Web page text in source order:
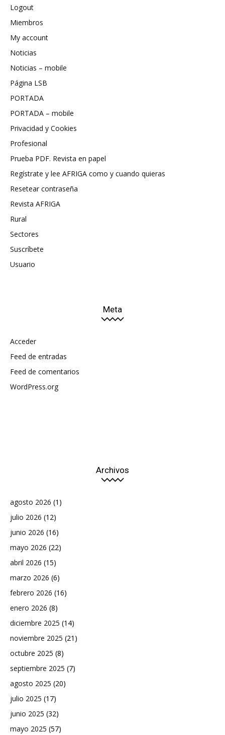
Logout
Miembros
My account
Noticias
Noticias – mobile
Página LSB
PORTADA
PORTADA – mobile
Privacidad y Cookies
Profesional
Prueba PDF. Revista en papel
Regístrate y lee AFRIGA como y cuando quieras
Resetear contraseña
Revista AFRIGA
Rural
Sectores
Suscríbete
Usuario
Meta
Acceder
Feed de entradas
Feed de comentarios
WordPress.org
Archivos
agosto 2026 (1)
julio 2026 (12)
junio 2026 (16)
mayo 2026 (22)
abril 2026 (15)
marzo 2026 (6)
febrero 2026 (16)
enero 2026 (8)
diciembre 2025 (14)
noviembre 2025 (21)
octubre 2025 (8)
septiembre 2025 (7)
agosto 2025 (20)
julio 2025 (17)
junio 2025 (32)
mayo 2025 (57)